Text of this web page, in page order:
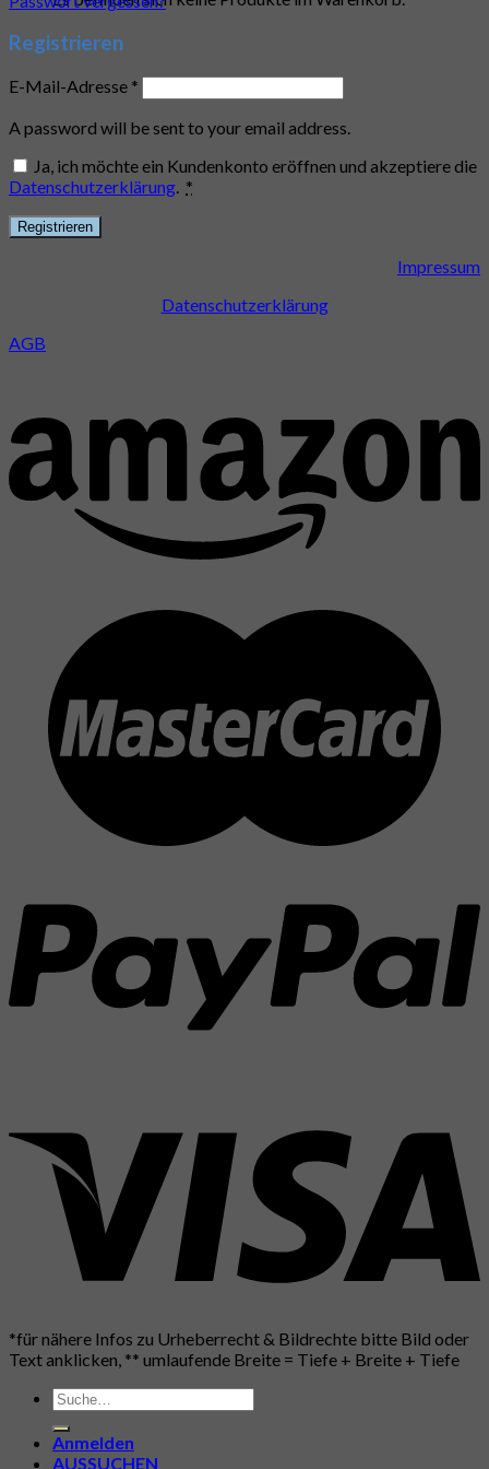
Registrieren
E-Mail-Adresse *
A password will be sent to your email address.
Ja, ich möchte ein Kundenkonto eröffnen und akzeptiere die
Datenschutzerklärung. *
Registrieren
Impressum
Datenschutzerklärung
AGB
*für nähere Infos zu Urheberrecht & Bildrechte bitte Bild oder
Text anklicken, ** umlaufende Breite = Tiefe + Breite + Tiefe
Suche
nach:
Anmelden
AUSSUCHEN